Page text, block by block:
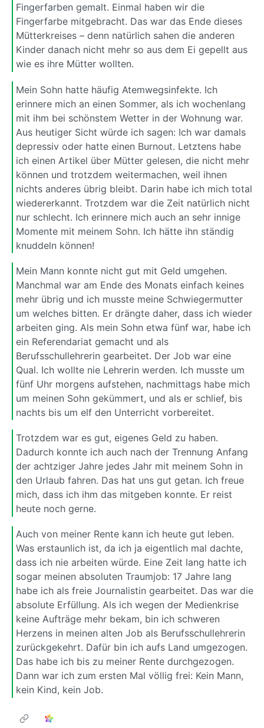
Fingerfarben gemalt. Einmal haben wir die
Fingerfarbe mitgebracht. Das war das Ende dieses
Mütterkreises – denn natürlich sahen die anderen
Kinder danach nicht mehr so aus dem Ei gepellt aus
wie es ihre Mütter wollten.
Mein Sohn hatte häufig Atemwegsinfekte. Ich
erinnere mich an einen Sommer, als ich wochenlang
mit ihm bei schönstem Wetter in der Wohnung war.
Aus heutiger Sicht würde ich sagen: Ich war damals
depressiv oder hatte einen Burnout. Letztens habe
ich einen Artikel über Mütter gelesen, die nicht mehr
können und trotzdem weitermachen, weil ihnen
nichts anderes übrig bleibt. Darin habe ich mich total
wiedererkannt. Trotzdem war die Zeit natürlich nicht
nur schlecht. Ich erinnere mich auch an sehr innige
Momente mit meinem Sohn. Ich hätte ihn ständig
knuddeln können!
Mein Mann konnte nicht gut mit Geld umgehen.
Manchmal war am Ende des Monats einfach keines
mehr übrig und ich musste meine Schwiegermutter
um welches bitten. Er drängte daher, dass ich wieder
arbeiten ging. Als mein Sohn etwa fünf war, habe ich
ein Referendariat gemacht und als
Berufsschullehrerin gearbeitet. Der Job war eine
Qual. Ich wollte nie Lehrerin werden. Ich musste um
fünf Uhr morgens aufstehen, nachmittags habe mich
um meinen Sohn gekümmert, und als er schlief, bis
nachts bis um elf den Unterricht vorbereitet.
Trotzdem war es gut, eigenes Geld zu haben.
Dadurch konnte ich auch nach der Trennung Anfang
der achtziger Jahre jedes Jahr mit meinem Sohn in
den Urlaub fahren. Das hat uns gut getan. Ich freue
mich, dass ich ihm das mitgeben konnte. Er reist
heute noch gerne.
Auch von meiner Rente kann ich heute gut leben.
Was erstaunlich ist, da ich ja eigentlich mal dachte,
dass ich nie arbeiten würde. Eine Zeit lang hatte ich
sogar meinen absoluten Traumjob: 17 Jahre lang
habe ich als freie Journalistin gearbeitet. Das war die
absolute Erfüllung. Als ich wegen der Medienkrise
keine Aufträge mehr bekam, bin ich schweren
Herzens in meinen alten Job als Berufsschullehrerin
zurückgekehrt. Dafür bin ich aufs Land umgezogen.
Das habe ich bis zu meiner Rente durchgezogen.
Dann war ich zum ersten Mal völlig frei: Kein Mann,
kein Kind, kein Job.